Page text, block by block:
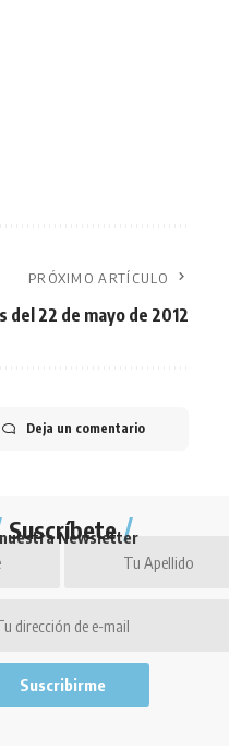
PRÓXIMO ARTÍCULO
22 de mayo de 2012
Deja un comentario
Suscríbete
Newsletter